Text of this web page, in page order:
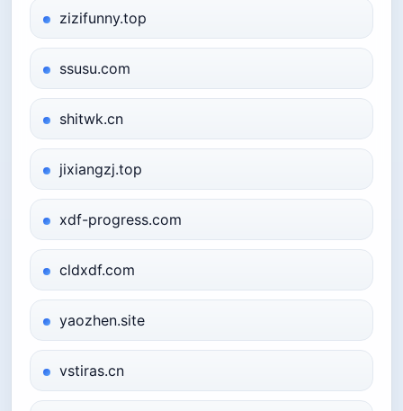
zizifunny.top
ssusu.com
shitwk.cn
jixiangzj.top
xdf-progress.com
cldxdf.com
yaozhen.site
vstiras.cn